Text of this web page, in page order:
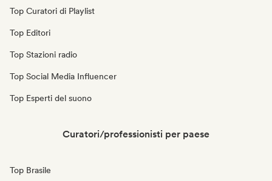
Top Curatori di Playlist
Top Editori
Top Stazioni radio
Top Social Media Influencer
Top Esperti del suono
Curatori/professionisti per paese
Top Brasile